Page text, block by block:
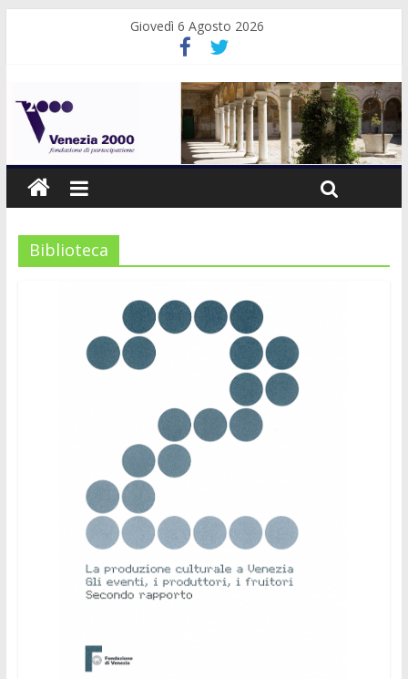
Giovedì 6 Agosto 2026
Biblioteca